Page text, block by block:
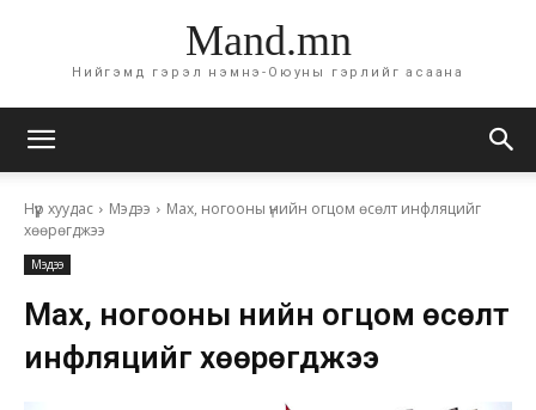
Mand.mn
Нийгэмд гэрэл нэмнэ-Оюуны гэрлийг асаана
Нүүр хуудас Мэдээ
Мах, ногооны үнийн огцом өсөлт инфляцийг
хөөрөгджээ
Мэдээ
Мах, ногооны үнийн огцом өсөлт
инфляцийг хөөрөгджээ